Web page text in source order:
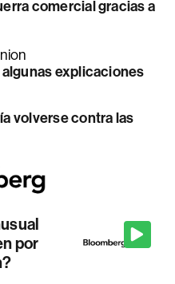
comercial gracias a
explicaciones
volverse contra las
por